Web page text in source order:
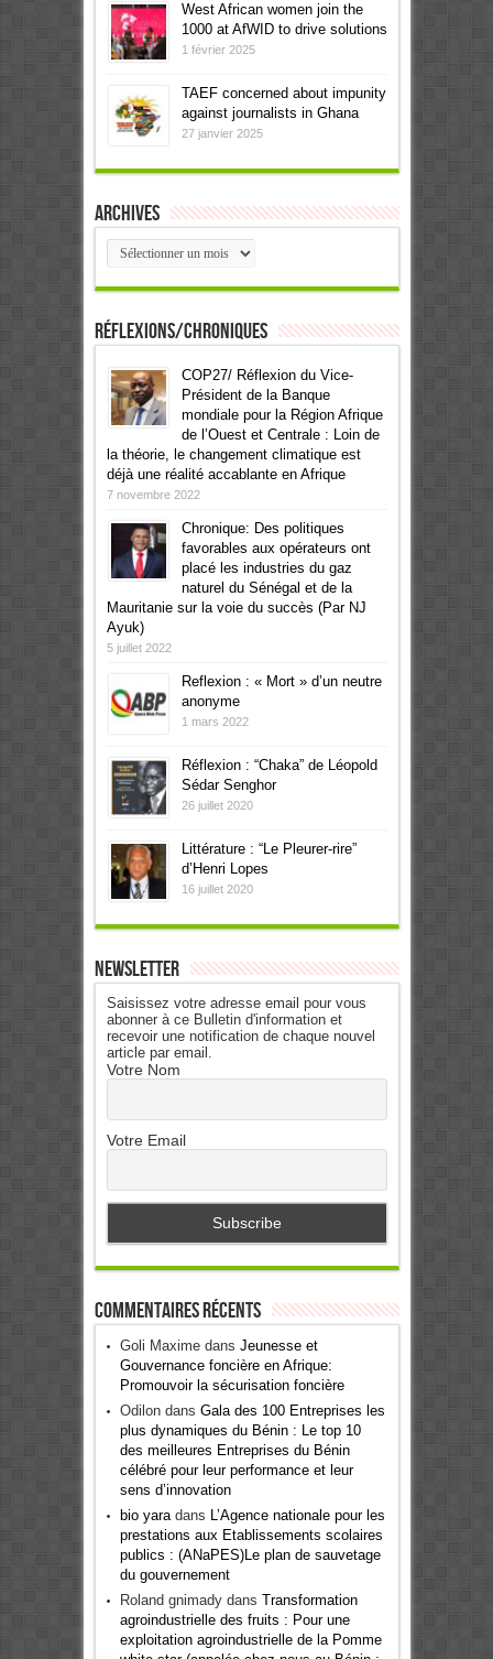
West African women join the
1000 at AfWID to drive solutions
1 février 2025
TAEF concerned about impunity
against journalists in Ghana
27 janvier 2025
Archives
Archives
Réflexions/Chroniques
COP27/ Réflexion du Vice-
Président de la Banque
mondiale pour la Région Afrique
de l’Ouest et Centrale : Loin de
la théorie, le changement climatique est
déjà une réalité accablante en Afrique
7 novembre 2022
Chronique: Des politiques
favorables aux opérateurs ont
placé les industries du gaz
naturel du Sénégal et de la
Mauritanie sur la voie du succès (Par NJ
Ayuk)
5 juillet 2022
Reflexion : « Mort » d’un neutre
anonyme
1 mars 2022
Réflexion : “Chaka” de Léopold
Sédar Senghor
26 juillet 2020
Littérature : “Le Pleurer-rire”
d’Henri Lopes
16 juillet 2020
Newsletter
Saisissez votre adresse email pour vous
abonner à ce Bulletin d'information et
recevoir une notification de chaque nouvel
article par email.
Votre Nom
Votre Email
Commentaires récents
Goli Maximedans Jeunesse et
Gouvernance foncière en Afrique:
Promouvoir la sécurisation foncière
Odilondans Gala des 100 Entreprises les
plus dynamiques du Bénin : Le top 10
des meilleures Entreprises du Bénin
célébré pour leur performance et leur
sens d’innovation
bio yaradans L’Agence nationale pour les
prestations aux Etablissements scolaires
publics : (ANaPES)Le plan de sauvetage
du gouvernement
Roland gnimadydans Transformation
agroindustrielle des fruits : Pour une
exploitation agroindustrielle de la Pomme